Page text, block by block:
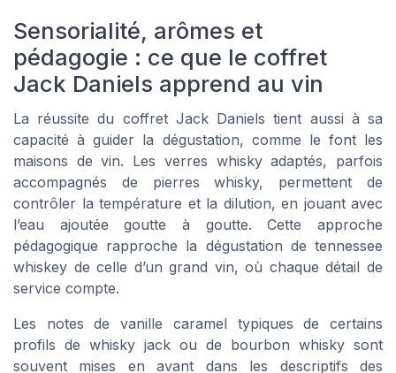
Sensorialité, arômes et
pédagogie : ce que le coffret
Jack Daniels apprend au vin
La réussite du coffret Jack Daniels tient aussi à sa
capacité à guider la dégustation, comme le font les
maisons de vin. Les verres whisky adaptés, parfois
accompagnés de pierres whisky, permettent de
contrôler la température et la dilution, en jouant avec
l’eau ajoutée goutte à goutte. Cette approche
pédagogique rapproche la dégustation de tennessee
whiskey de celle d’un grand vin, où chaque détail de
service compte.
Les notes de vanille caramel typiques de certains
profils de whisky jack ou de bourbon whisky sont
souvent mises en avant dans les descriptifs des